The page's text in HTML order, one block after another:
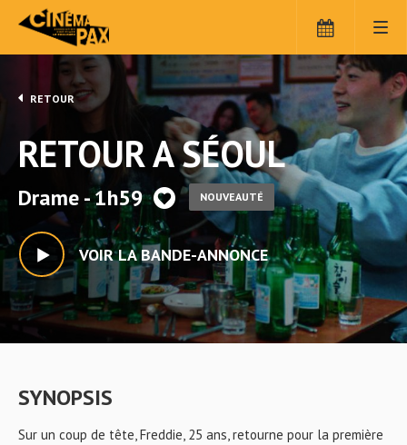
RETOUR
RETOUR A SÉOUL
Drame - 1h59 NOUVEAUTÉ
VOIR LA BANDE-ANNONCE
SYNOPSIS
Sur un coup de tête, Freddie, 25 ans, retourne pour la première